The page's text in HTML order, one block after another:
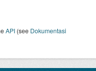
API (see Dokumentasi